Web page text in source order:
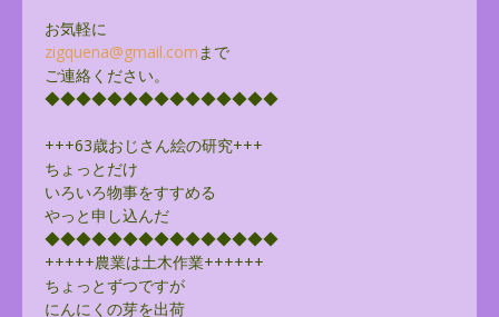
お気軽に
zigquena@gmail.comまで
ご連絡ください。
◆◆◆◆◆◆◆◆◆◆◆◆◆◆◆
+++63歳おじさん絵の研究+++
ちょっとだけ
いろいろ物事をすすめる
やっと申し込んだ
◆◆◆◆◆◆◆◆◆◆◆◆◆◆◆
+++++農業は土木作業++++++
ちょっとずつですが
にんにくの芽を出荷